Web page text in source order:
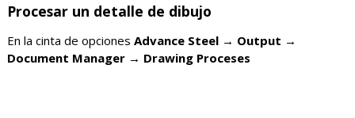
Procesar un detalle de dibujo
En la cinta de opciones Advance Steel → Output →
Document Manager → Drawing Proceses